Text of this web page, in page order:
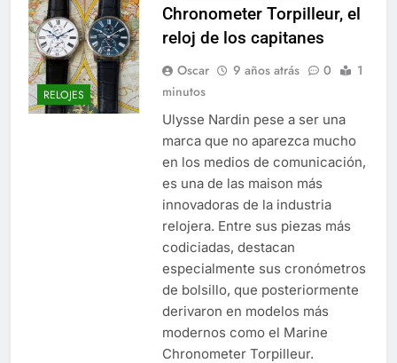
RELOJES
Chronometer Torpilleur, el
reloj de los capitanes
Oscar 9 años atrás 0
1
minutos
Ulysse Nardin pese a ser una
marca que no aparezca mucho
en los medios de comunicación,
es una de las maison más
innovadoras de la industria
relojera. Entre sus piezas más
codiciadas, destacan
especialmente sus cronómetros
de bolsillo, que posteriormente
derivaron en modelos más
modernos como el Marine
Chronometer Torpilleur.